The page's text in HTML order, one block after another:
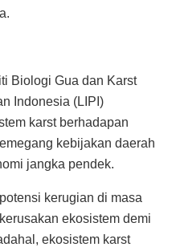
Biologi Gua dan Karst
Indonesia (LIPI)
karst berhadapan
kebijakan daerah
jangka pendek.
kerugian di masa
ekosistem demi
ekosistem karst